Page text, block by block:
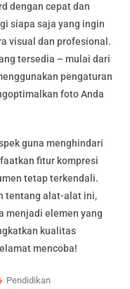
dengan cepat dan
siapa saja yang ingin
visual dan profesional.
tersedia – mulai dari
pengaturan
foto Anda
guna menghindari
fitur kompresi
tetap terkendali.
tentang alat-alat ini,
menjadi elemen yang
kualitas
mencoba!
Pendidikan